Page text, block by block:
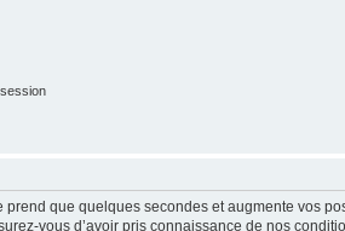
que quelques secondes et augmente vos
vous d’avoir pris connaissance de nos